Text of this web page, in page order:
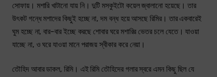
সোফায়। মশারি খাটানো যায় নি। দুটি মসকুইটো কয়েল জ্বালানো হয়েছে। তার
উৎকট গন্ধে মশাদের কিছুই হচ্ছে না, দম বন্ধ হয়ে আসছে রিমির। তার একবারেই
ঘুম হচ্ছে না, বার-বার ইচ্ছে করছে শোবার ঘরে মশারির ভেতর চলে যেতে। যাওয়া
যাচ্ছে না, ও ঘরে যাওয়া মানে পরাজয় স্বীকার করে নেয়া।
তৌহিদ আবার ডাকল, রিমি। এই রিমি তৌহিদের গলার স্বরে এমন কিছু ছিল যে